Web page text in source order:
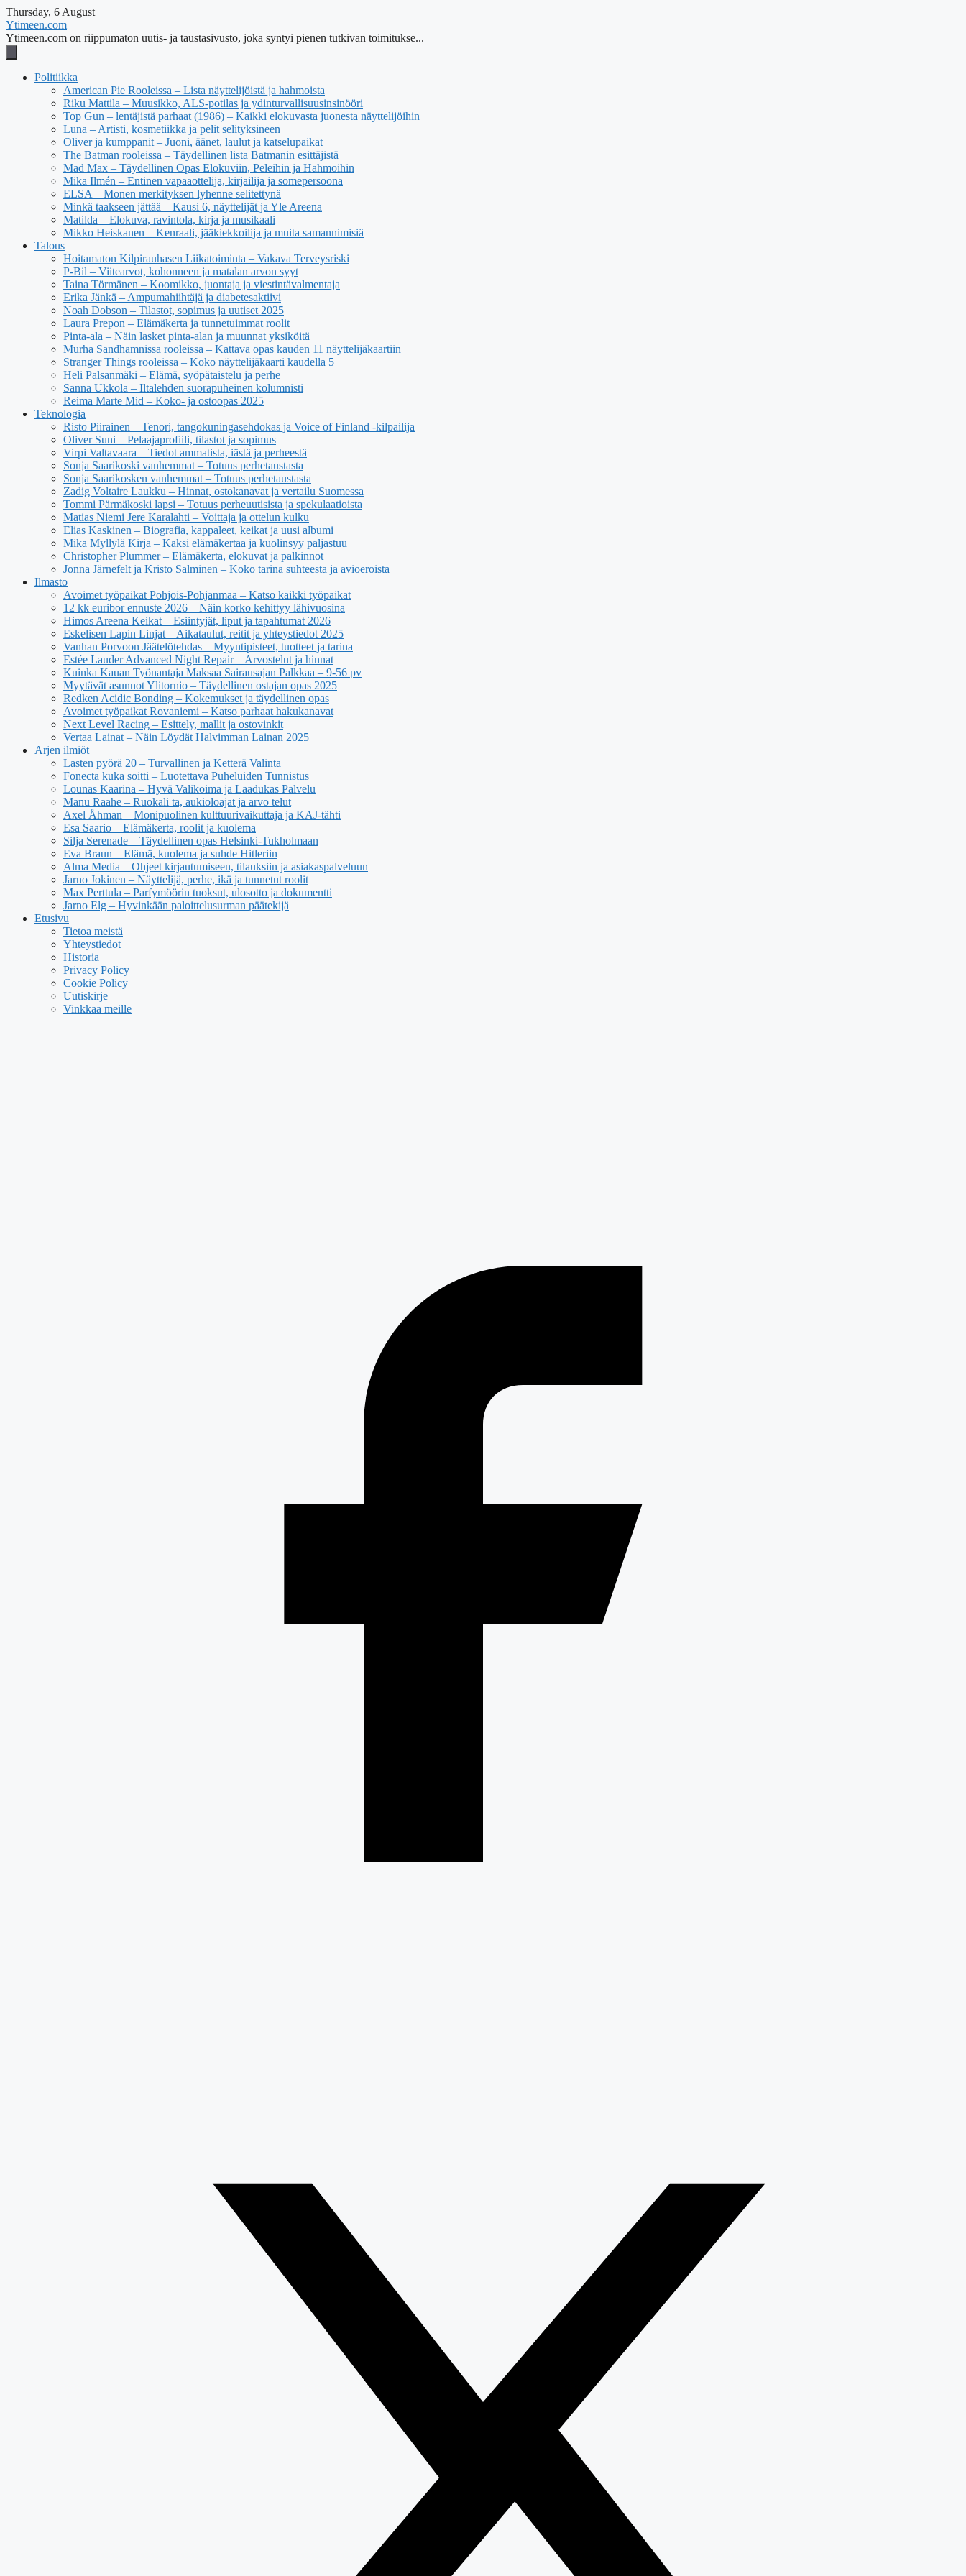
Thursday, 6 August
Ytimeen.com
Ytimeen.com on riippumaton uutis- ja taustasivusto, joka syntyi pienen tutkivan toimitukse...
Politiikka
American Pie Rooleissa – Lista näyttelijöistä ja hahmoista
Riku Mattila – Muusikko, ALS-potilas ja ydinturvallisuusinsinööri
Top Gun – lentäjistä parhaat (1986) – Kaikki elokuvasta juonesta näyttelijöihin
Luna – Artisti, kosmetiikka ja pelit selityksineen
Oliver ja kumppanit – Juoni, äänet, laulut ja katselupaikat
The Batman rooleissa – Täydellinen lista Batmanin esittäjistä
Mad Max – Täydellinen Opas Elokuviin, Peleihin ja Hahmoihin
Mika Ilmén – Entinen vapaaottelija, kirjailija ja somepersoona
ELSA – Monen merkityksen lyhenne selitettynä
Minkä taakseen jättää – Kausi 6, näyttelijät ja Yle Areena
Matilda – Elokuva, ravintola, kirja ja musikaali
Mikko Heiskanen – Kenraali, jääkiekkoilija ja muita samannimisiä
Talous
Hoitamaton Kilpirauhasen Liikatoiminta – Vakava Terveysriski
P-Bil – Viitearvot, kohonneen ja matalan arvon syyt
Taina Törmänen – Koomikko, juontaja ja viestintävalmentaja
Erika Jänkä – Ampumahiihtäjä ja diabetesaktiivi
Noah Dobson – Tilastot, sopimus ja uutiset 2025
Laura Prepon – Elämäkerta ja tunnetuimmat roolit
Pinta-ala – Näin lasket pinta-alan ja muunnat yksiköitä
Murha Sandhamnissa rooleissa – Kattava opas kauden 11 näyttelijäkaartiin
Stranger Things rooleissa – Koko näyttelijäkaarti kaudella 5
Heli Palsanmäki – Elämä, syöpätaistelu ja perhe
Sanna Ukkola – Iltalehden suorapuheinen kolumnisti
Reima Marte Mid – Koko- ja ostoopas 2025
Teknologia
Risto Piirainen – Tenori, tangokuningasehdokas ja Voice of Finland -kilpailija
Oliver Suni – Pelaajaprofiili, tilastot ja sopimus
Virpi Valtavaara – Tiedot ammatista, iästä ja perheestä
Sonja Saarikoski vanhemmat – Totuus perhetaustasta
Sonja Saarikosken vanhemmat – Totuus perhetaustasta
Zadig Voltaire Laukku – Hinnat, ostokanavat ja vertailu Suomessa
Tommi Pärmäkoski lapsi – Totuus perheuutisista ja spekulaatioista
Matias Niemi Jere Karalahti – Voittaja ja ottelun kulku
Elias Kaskinen – Biografia, kappaleet, keikat ja uusi albumi
Mika Myllylä Kirja – Kaksi elämäkertaa ja kuolinsyy paljastuu
Christopher Plummer – Elämäkerta, elokuvat ja palkinnot
Jonna Järnefelt ja Kristo Salminen – Koko tarina suhteesta ja avioeroista
Ilmasto
Avoimet työpaikat Pohjois-Pohjanmaa – Katso kaikki työpaikat
12 kk euribor ennuste 2026 – Näin korko kehittyy lähivuosina
Himos Areena Keikat – Esiintyjät, liput ja tapahtumat 2026
Eskelisen Lapin Linjat – Aikataulut, reitit ja yhteystiedot 2025
Vanhan Porvoon Jäätelötehdas – Myyntipisteet, tuotteet ja tarina
Estée Lauder Advanced Night Repair – Arvostelut ja hinnat
Kuinka Kauan Työnantaja Maksaa Sairausajan Palkkaa – 9-56 pv
Myytävät asunnot Ylitornio – Täydellinen ostajan opas 2025
Redken Acidic Bonding – Kokemukset ja täydellinen opas
Avoimet työpaikat Rovaniemi – Katso parhaat hakukanavat
Next Level Racing – Esittely, mallit ja ostovinkit
Vertaa Lainat – Näin Löydät Halvimman Lainan 2025
Arjen ilmiöt
Lasten pyörä 20 – Turvallinen ja Ketterä Valinta
Fonecta kuka soitti – Luotettava Puheluiden Tunnistus
Lounas Kaarina – Hyvä Valikoima ja Laadukas Palvelu
Manu Raahe – Ruokali ta, aukioloajat ja arvo telut
Axel Åhman – Monipuolinen kulttuurivaikuttaja ja KAJ-tähti
Esa Saario – Elämäkerta, roolit ja kuolema
Silja Serenade – Täydellinen opas Helsinki-Tukholmaan
Eva Braun – Elämä, kuolema ja suhde Hitleriin
Alma Media – Ohjeet kirjautumiseen, tilauksiin ja asiakaspalveluun
Jarno Jokinen – Näyttelijä, perhe, ikä ja tunnetut roolit
Max Perttula – Parfymöörin tuoksut, ulosotto ja dokumentti
Jarno Elg – Hyvinkään paloittelusurman päätekijä
Etusivu
Tietoa meistä
Yhteystiedot
Historia
Privacy Policy
Cookie Policy
Uutiskirje
Vinkkaa meille